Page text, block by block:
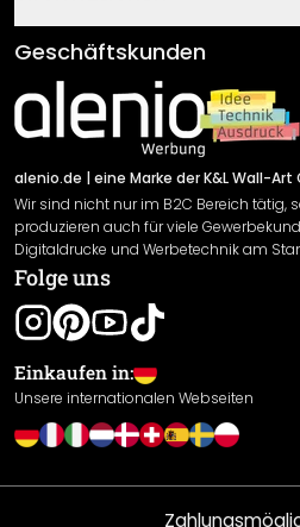
Klebe- und
Newsletter An-/Abmeldung
Sendungsverfolgung
AGB
Impressum
Versand & Zahlung
Rücksendung
Widerrufsrecht
Datenschutzerklärung
Gewährleistung
Leistungserklärung / CE-
Cookie Einstellungen
Geschäftskunden
alenio.de | eine Marke der K&L Wall-Art
Wir sind nicht nur im B2C Bereich tätig,
produzieren auch für viele
Digitaldrucke und Werbetechnik am
Folge uns
Einkaufen in:
Unsere internationalen Webseiten